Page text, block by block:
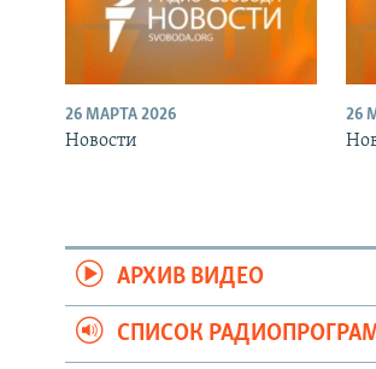
26 МАРТА 2026
Новости
26
АРХИВ ВИДЕО
СПИСОК